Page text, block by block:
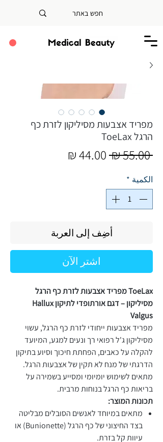
מפריד אצבעות מסיליקון לזרת כף
הרגל ToeLax
‏55.00 ₪
سعر
الكمية *
أضِف إلى العربة
اشترِ الآن
ToeLax מפריד אצבעות לזרת כף הרגל
מסיליקון – דגם אורתופדי לתיקון Hallux
Valgus
מפריד אצבעות ייחודי לזרת כף הרגל, עשוי
מסיליקון ג'ל רפואי רך ונעים למגע, המיועד
להקלה על כאבים, הפחתת חיכוך וסיוע בתיקון
הדרגתי של מנח לא תקין של אצבעות הרגל.
מתאים לשימוש יומיומי ומסייע בשמירה על
בריאות כף הרגל בנוחות מרבית.
תכונות המוצר:
מתאים במיוחד לאנשים הסובלים מבליטה
בצד החיצוני של כף הרגל (Bunionette) או
עיוות קל בזרת.